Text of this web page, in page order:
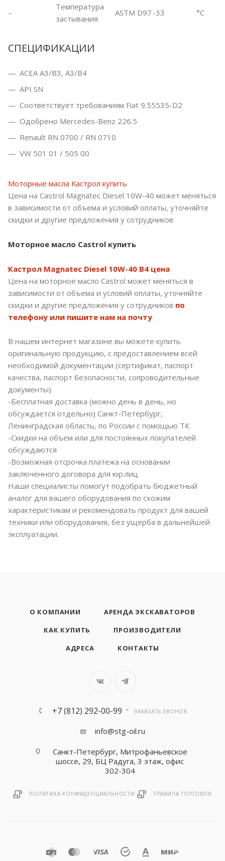
–
Температура
застывания
ASTM D97 -33 °C
СПЕЦИФИКАЦИИ
ACEA A3/B3, A3/B4
API SN
Соответствует требованиям Fiat 9.55535-D2
Одобрено Mercedes-Benz 226.5
Renault RN 0700 / RN 0710
VW 501 01 / 505 00
Моторные масла Кастрол купить
Цена на Castrol Magnatec Diesel 10W-40 может меняться
в зависимости от объема и условий оплаты, уточняйте
скидки и другие предложения у сотрудников
Моторное масло Castrol купить
Кастрол Magnatec Diesel 10W-40 B4 цена
Цена на моторное масло Castrol может меняться в
зависимости от объема и условий оплаты, уточняйте
скидки и другие предложения у сотрудников по
телефону или пишите нам на почту
В нашем интернет магазине вы можете купить
оригинальную продукцию, с предоставлением всей
необходимой документации (сертификат, паспорт
качества, паспорт безопасности, сопроводительные
документы).
-Бесплатная доставка (можно день в день, но
обсуждается отдельно) Санкт-Петербург,
Ленинградская область, по России с помощью ТК
-Скидки на объем или для постоянных покупателей
обсуждаются
-Возможная отсрочка платежа на основании
заключенного договора для юр.лиц
Наши специалисты помогут подобрать бюджетный
аналог для вашего оборудования по схожим
характеристикам и рекомендовать продукт для вашей
техники или оборудования, без ущерба в дальнейшей
эксплуатации.
О КОМПАНИИ
АРЕНДА ЭКСКАВАТОРОВ
КАК КУПИТЬ
ПРОИЗВОДИТЕЛИ
АДРЕСА
КОНТАКТЫ
+7 (812) 292-00-99 ЗАКАЗАТЬ ЗВОНОК
info@stg-oil.ru
Санкт-Петербург, Митрофаньевское
шоссе, 29, БЦ Радуга, 3 этаж, офис
302-304
ПОЛИТИКА КОНФИДЕНЦИАЛЬНОСТИ ПРАВИЛА ТОРГОВЛИ